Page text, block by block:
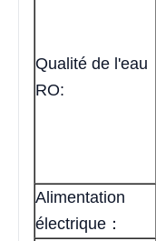
Qualité de l'eau
RO:
Alimentation
électrique：